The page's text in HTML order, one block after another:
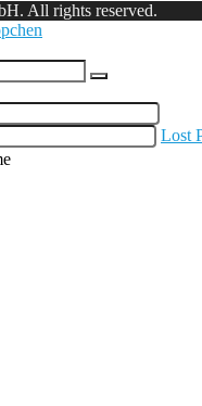
All rights reserved.
Lost